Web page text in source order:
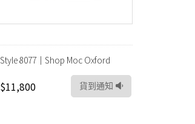
Style 8077｜Shop Moc Oxford
$11,800 貨到通知